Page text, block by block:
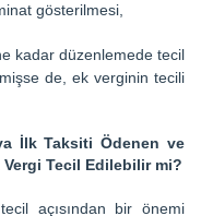
gösterilmesi,
kadar düzenlemede tecil
de, ek verginin tecili
İlk Taksiti Ödenen ve
Tecil Edilebilir mi?
açısından bir önemi